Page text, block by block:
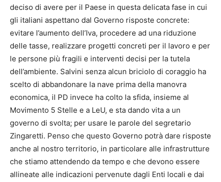
deciso di avere per il Paese in questa delicata fase in cui
gli italiani aspettano dal Governo risposte concrete:
evitare l’aumento dell’Iva, procedere ad una riduzione
delle tasse, realizzare progetti concreti per il lavoro e per
le persone più fragili e interventi decisi per la tutela
dell’ambiente. Salvini senza alcun briciolo di coraggio ha
scelto di abbandonare la nave prima della manovra
economica, il PD invece ha colto la sfida, insieme al
Movimento 5 Stelle e a LeU, e sta dando vita a un
governo di svolta; per usare le parole del segretario
Zingaretti. Penso che questo Governo potrà dare risposte
anche al nostro territorio, in particolare alle infrastrutture
che stiamo attendendo da tempo e che devono essere
allineate alle indicazioni pervenute dagli Enti locali e dai